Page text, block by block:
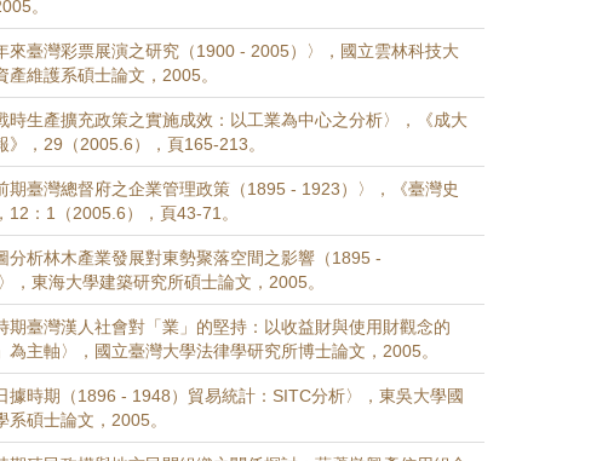
。
來臺灣彩票展演之研究（1900 - 2005）〉，國立雲林科技大
產維護系碩士論文，2005。
時生產擴充政策之實施成效：以工業為中心之分析〉，《成大
》，29（2005.6），頁165-213。
期臺灣總督府之企業管理政策（1895 - 1923）〉，《臺灣史
12：1（2005.6），頁43-71。
分析林木產業發展對東勢聚落空間之影響（1895 -
，東海大學建築研究所碩士論文，2005。
期臺灣漢人社會對「業」的堅持：以收益財與使用財觀念的
為主軸〉，國立臺灣大學法律學研究所博士論文，2005。
據時期（1896 - 1948）貿易統計：SITC分析〉，東吳大學國
系碩士論文，2005。